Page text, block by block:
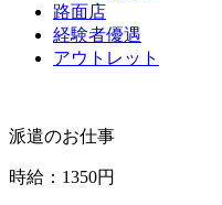
路面店
経験者優遇
アウトレット
派遣のお仕事
時給 ： 1350円